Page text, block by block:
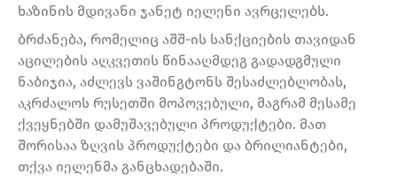
ხაზინის მდივანი ჯანეტ იელენი ავრცელებს.
ბრძანება, რომელიც აშშ-ის სანქციების თავიდან
აცილების აღკვეთის წინააღმდეგ გადადგმული
ნაბიჯია, აძლევს ვაშინგტონს შესაძლებლობას,
აკრძალოს რუსეთში მოპოვებული, მაგრამ მესამე
ქვეყნებში დამუშავებული პროდუქტები. მათ
შორისაა ზღვის პროდუქტები და ბრილიანტები,
თქვა იელენმა განცხადებაში.